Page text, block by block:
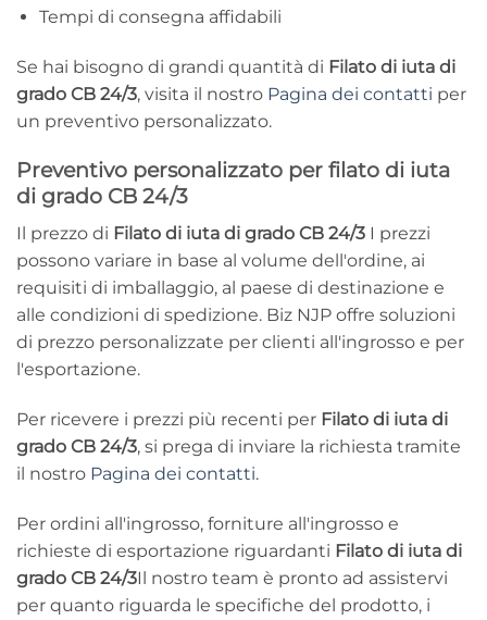
Tempi di consegna affidabili
Se hai bisogno di grandi quantità di Filato di iuta di
grado CB 24/3, visita il nostro Pagina dei contatti per
un preventivo personalizzato.
Preventivo personalizzato per filato di iuta
di grado CB 24/3
Il prezzo di Filato di iuta di grado CB 24/3 I prezzi
possono variare in base al volume dell'ordine, ai
requisiti di imballaggio, al paese di destinazione e
alle condizioni di spedizione. Biz NJP offre soluzioni
di prezzo personalizzate per clienti all'ingrosso e per
l'esportazione.
Per ricevere i prezzi più recenti per Filato di iuta di
grado CB 24/3, si prega di inviare la richiesta tramite
il nostro Pagina dei contatti.
Per ordini all'ingrosso, forniture all'ingrosso e
richieste di esportazione riguardanti Filato di iuta di
grado CB 24/3Il nostro team è pronto ad assistervi
per quanto riguarda le specifiche del prodotto, i